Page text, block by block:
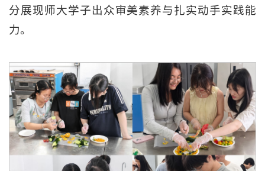
分展现师大学子出众审美素养与扎实动手实践能
力。